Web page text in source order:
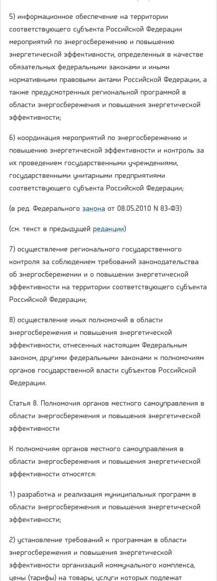
5) информационное обеспечение на территории
соответствующего субъекта Российской Федерации
мероприятий по энергосбережению и повышению
энергетической эффективности, определенных в качестве
обязательных федеральными законами и иными
нормативными правовыми актами Российской Федерации, а
также предусмотренных региональной программой в
области энергосбережения и повышения энергетической
эффективности;
6) координация мероприятий по энергосбережению и
повышению энергетической эффективности и контроль за
их проведением государственными учреждениями,
государственными унитарными предприятиями
соответствующего субъекта Российской Федерации;
(в ред. Федерального закона от 08.05.2010 N 83-ФЗ)
(см. текст в предыдущей редакции)
7) осуществление регионального государственного
контроля за соблюдением требований законодательства
об энергосбережении и о повышении энергетической
эффективности на территории соответствующего субъекта
Российской Федерации;
8) осуществление иных полномочий в области
энергосбережения и повышения энергетической
эффективности, отнесенных настоящим Федеральным
законом, другими федеральными законами к полномочиям
органов государственной власти субъектов Российской
Федерации.
Статья 8. Полномочия органов местного самоуправления в
области энергосбережения и повышения энергетической
эффективности
К полномочиям органов местного самоуправления в
области энергосбережения и повышения энергетической
эффективности относятся:
1) разработка и реализация муниципальных программ в
области энергосбережения и повышения энергетической
эффективности;
2) установление требований к программам в области
энергосбережения и повышения энергетической
эффективности организаций коммунального комплекса,
цены (тарифы) на товары, услуги которых подлежат